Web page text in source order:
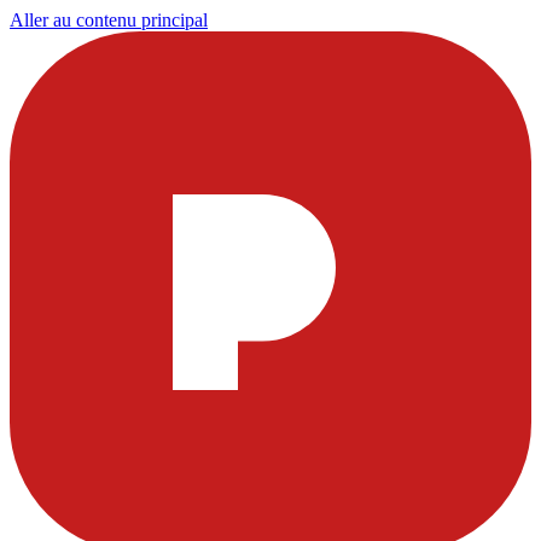
Aller au contenu principal